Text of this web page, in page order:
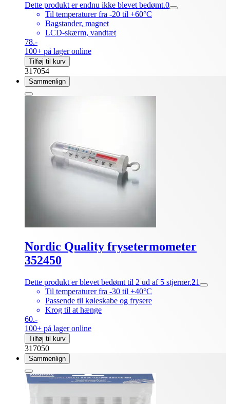
Dette produkt er endnu ikke blevet bedømt.0
Til temperaturer fra -20 til +60°C
Bagstander, magnet
LCD-skærm, vandtæt
78.-
100+ på lager online
Tilføj til kurv
317054
Sammenlign
Nordic Quality frysetermometer
352450
Dette produkt er blevet bedømt til 2 ud af 5 stjerner.21
Til temperaturer fra -30 til +40°C
Passende til køleskabe og frysere
Krog til at hænge
60.-
100+ på lager online
Tilføj til kurv
317050
Sammenlign